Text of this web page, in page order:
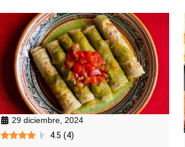
29 diciembre, 2024
4.5 (4)